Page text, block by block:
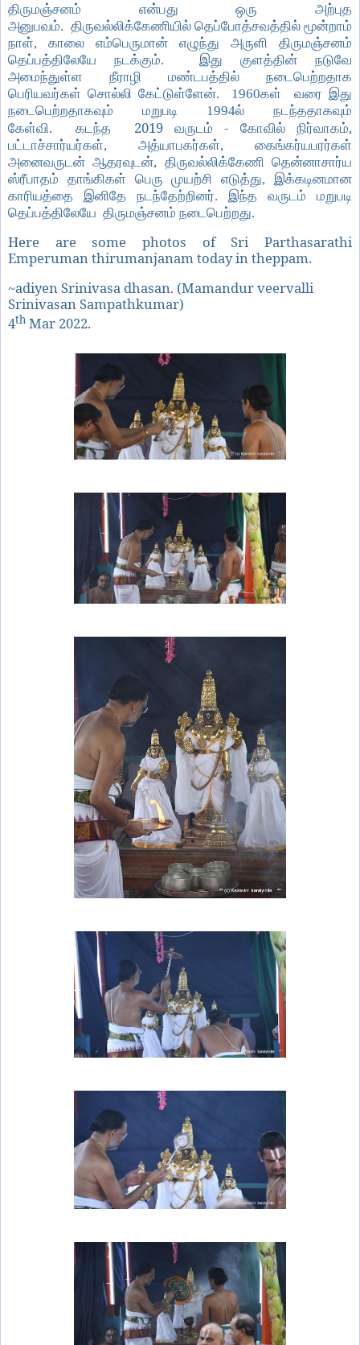
திருமஞ்சனம் என்பது ஒரு அற்புத
அனுபவம். திருவல்லிக்கேணியில் தெப்போத்சவத்தில் மூன்றாம்
நாள், காலை எம்பெருமான் எழுந்து அருளி திருமஞ்சனம்
தெப்பத்திலேயே நடக்கும். இது குளத்தின் நடுவே
அமைந்துள்ள நீராழி மண்டபத்தில் நடைபெற்றதாக
பெரியவர்கள் சொல்லி கேட்டுள்ளேன். 1960கள் வரை இது
நடைபெற்றதாகவும் மறுபடி 1994ல் நடந்ததாகவும்
கேள்வி. கடந்த 2019 வருடம் - கோவில் நிர்வாகம்,
பட்டாச்சார்யர்கள், அத்யாபகர்கள், கைங்கர்யபரர்கள்
அனைவருடன் ஆதரவுடன், திருவல்லிக்கேணி தென்னாசார்ய
ஸ்ரீபாதம் தாங்கிகள் பெரு முயற்சி எடுத்து, இக்கடினமான
காரியத்தை இனிதே நடந்தேற்றினர். இந்த வருடம் மறுபடி
தெப்பத்திலேயே திருமஞ்சனம் நடைபெற்றது.
Here are some photos of Sri Parthasarathi
Emperuman thirumanjanam today in theppam.
~adiyen Srinivasa dhasan. (Mamandur veervalli
Srinivasan Sampathkumar)
4th Mar 2022.